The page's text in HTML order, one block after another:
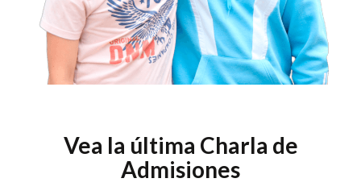
Vea la última Charla de
Admisiones